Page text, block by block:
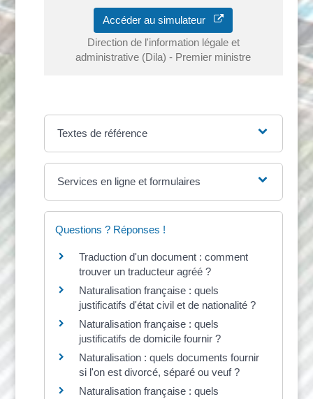
Accéder au simulateur
Direction de l'information légale et
administrative (Dila) - Premier ministre
Textes de référence
Services en ligne et formulaires
Questions ? Réponses !
Traduction d'un document : comment
trouver un traducteur agréé ?
Naturalisation française : quels
justificatifs d'état civil et de nationalité ?
Naturalisation française : quels
justificatifs de domicile fournir ?
Naturalisation : quels documents fournir
si l'on est divorcé, séparé ou veuf ?
Naturalisation française : quels